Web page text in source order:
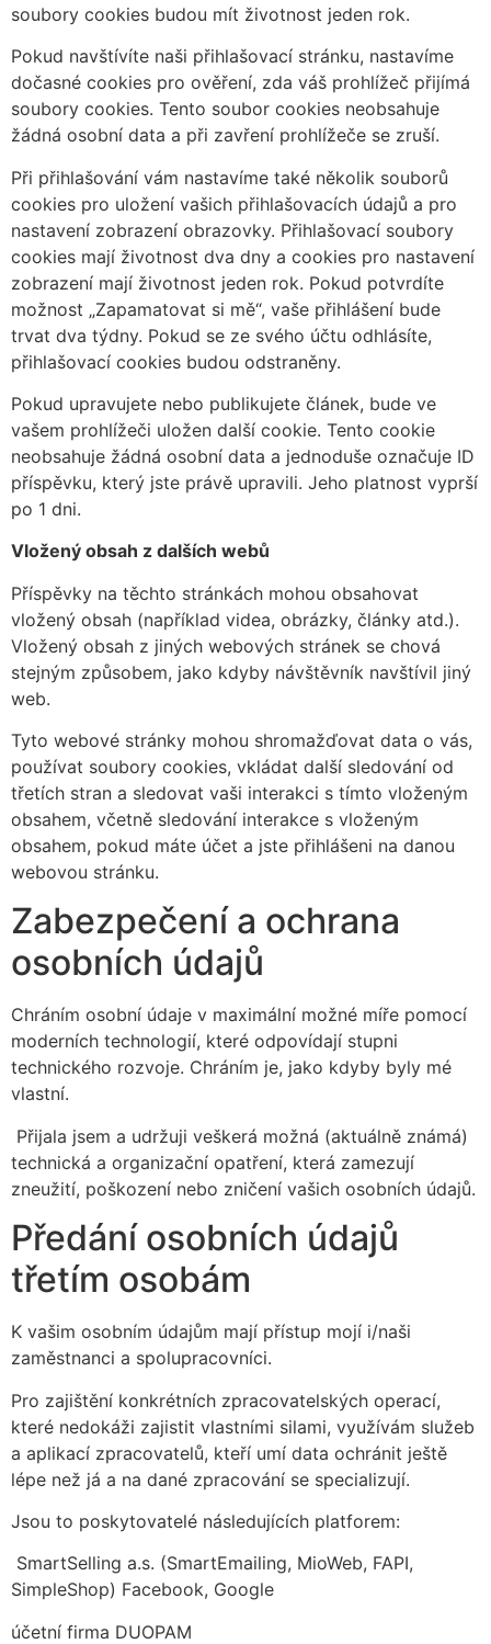
soubory cookies budou mít životnost jeden rok.
Pokud navštívíte naši přihlašovací stránku, nastavíme
dočasné cookies pro ověření, zda váš prohlížeč přijímá
soubory cookies. Tento soubor cookies neobsahuje
žádná osobní data a při zavření prohlížeče se zruší.
Při přihlašování vám nastavíme také několik souborů
cookies pro uložení vašich přihlašovacích údajů a pro
nastavení zobrazení obrazovky. Přihlašovací soubory
cookies mají životnost dva dny a cookies pro nastavení
zobrazení mají životnost jeden rok. Pokud potvrdíte
možnost „Zapamatovat si mě“, vaše přihlášení bude
trvat dva týdny. Pokud se ze svého účtu odhlásíte,
přihlašovací cookies budou odstraněny.
Pokud upravujete nebo publikujete článek, bude ve
vašem prohlížeči uložen další cookie. Tento cookie
neobsahuje žádná osobní data a jednoduše označuje ID
příspěvku, který jste právě upravili. Jeho platnost vyprší
po 1 dni.
Vložený obsah z dalších webů
Příspěvky na těchto stránkách mohou obsahovat
vložený obsah (například videa, obrázky, články atd.).
Vložený obsah z jiných webových stránek se chová
stejným způsobem, jako kdyby návštěvník navštívil jiný
web.
Tyto webové stránky mohou shromažďovat data o vás,
používat soubory cookies, vkládat další sledování od
třetích stran a sledovat vaši interakci s tímto vloženým
obsahem, včetně sledování interakce s vloženým
obsahem, pokud máte účet a jste přihlášeni na danou
webovou stránku.
Zabezpečení a ochrana
osobních údajů
Chráním osobní údaje v maximální možné míře pomocí
moderních technologií, které odpovídají stupni
technického rozvoje. Chráním je, jako kdyby byly mé
vlastní.
Přijala jsem a udržuji veškerá možná (aktuálně známá)
technická a organizační opatření, která zamezují
zneužití, poškození nebo zničení vašich osobních údajů.
Předání osobních údajů
třetím osobám
K vašim osobním údajům mají přístup mojí i/naši
zaměstnanci a spolupracovníci.
Pro zajištění konkrétních zpracovatelských operací,
které nedokáži zajistit vlastními silami, využívám služeb
a aplikací zpracovatelů, kteří umí data ochránit ještě
lépe než já a na dané zpracování se specializují.
Jsou to poskytovatelé následujících platforem:
SmartSelling a.s. (SmartEmailing, MioWeb, FAPI,
SimpleShop) Facebook, Google
účetní firma DUOPAM